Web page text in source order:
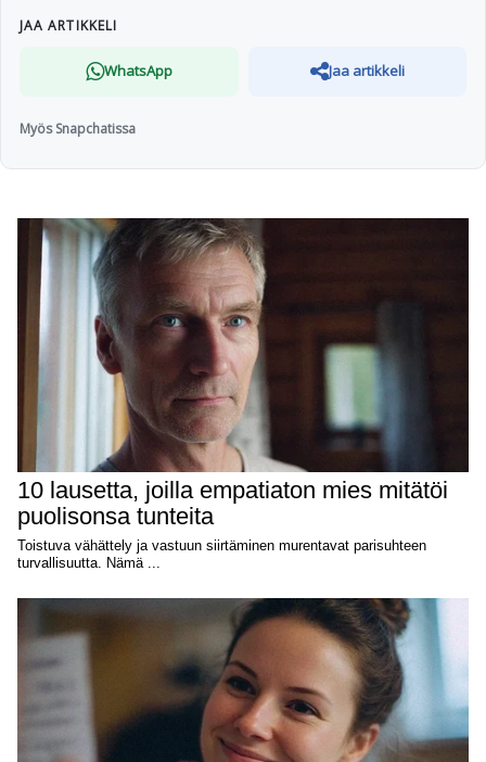
JAA ARTIKKELI
WhatsApp Jaa artikkeli
Myös Snapchatissa